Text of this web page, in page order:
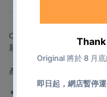
Odoyo Magic Punch Nano
新的按摩體驗。
產品特點：
🔸 擁有五款功能按摩頭，照